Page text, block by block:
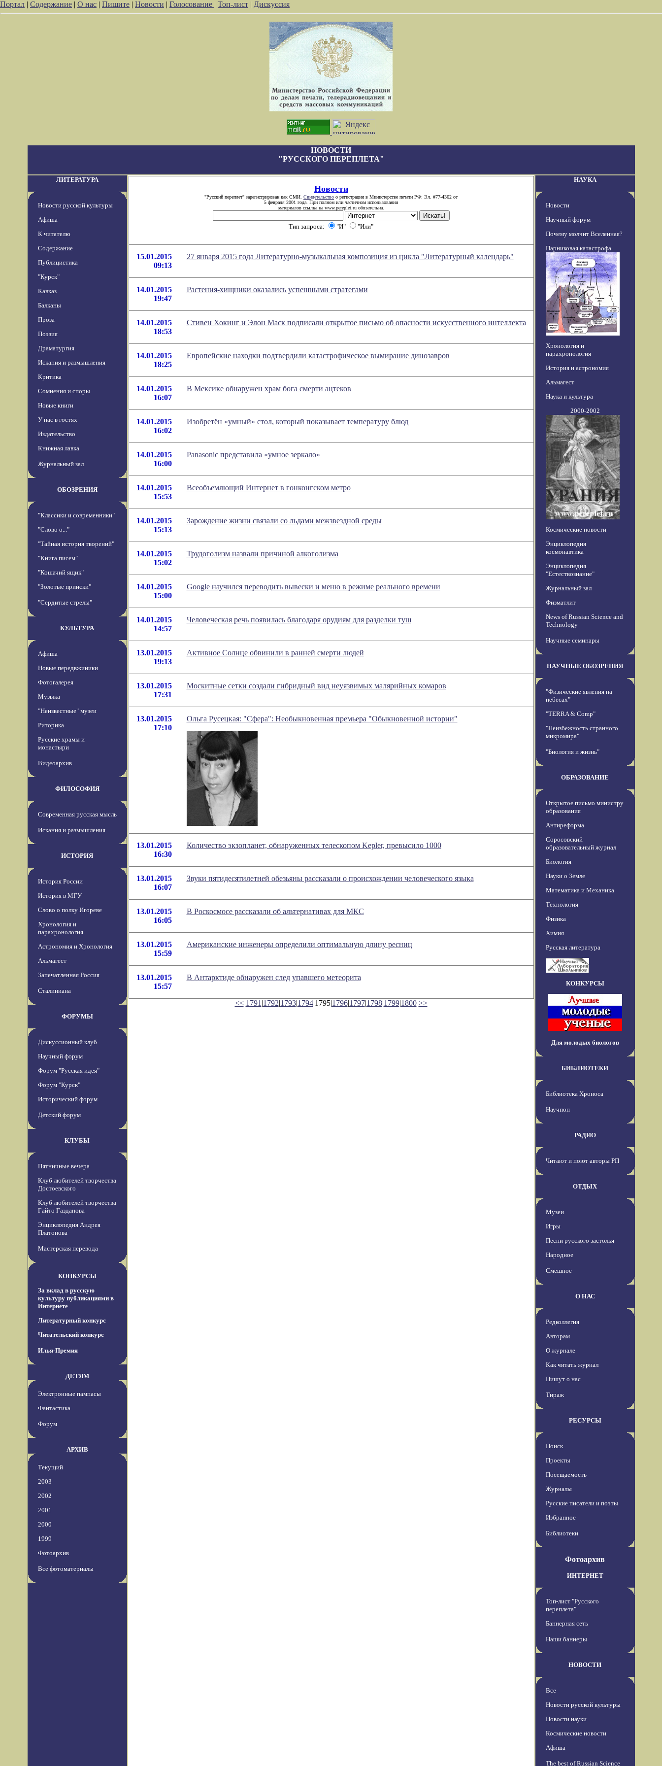
Портал | Содержание | О нас | Пишите | Новости | Голосование | Топ-лист | Дискуссия
НОВОСТИ
"РУССКОГО ПЕРЕПЛЕТА"
ЛИТЕРАТУРА
Новости русской культуры
Афиша
К читателю
Содержание
Публицистика
"Курск"
Кавказ
Балканы
Проза
Поэзия
Драматургия
Искания и размышления
Критика
Сомнения и споры
Новые книги
У нас в гостях
Издательство
Книжная лавка
Журнальный зал
ОБОЗРЕНИЯ
"Классики и современники"
"Слово о..."
"Тайная история творений"
"Книга писем"
"Кошачий ящик"
"Золотые прииски"
"Сердитые стрелы"
КУЛЬТУРА
Афиша
Новые передвжиники
Фотогалерея
Музыка
"Неизвестные" музеи
Риторика
Русские храмы и
монастыри
Видеоархив
ФИЛОСОФИЯ
Современная русская мысль
Искания и размышления
ИСТОРИЯ
История России
История в МГУ
Слово о полку Игореве
Хронология и
парахронология
Астрономия и Хронология
Альмагест
Запечатленная Россия
Сталиниана
ФОРУМЫ
Дискуссионный клуб
Научный форум
Форум "Русская идея"
Форум "Курск"
Исторический форум
Детский форум
КЛУБЫ
Пятничные вечера
Клуб любителей творчества
Достоевского
Клуб любителей творчества
Гайто Газданова
Энциклопедия Андрея
Платонова
Мастерская перевода
КОНКУРСЫ
За вклад в русскую
культуру публикациями в
Интернете
Литературный конкурс
Читательский конкурс
Илья-Премия
ДЕТЯМ
Электронные пампасы
Фантастика
Форум
АРХИВ
Текущий
2003
2002
2001
2000
1999
Фотоархив
Все фотоматериалы
Новости
"Русский переплет" зарегистрирован как СМИ. Свидетельство о регистрации в Министерстве печати РФ: Эл. #77-4362 от
5 февраля 2001 года. При полном или частичном использовании
материалов ссылка на www.pereplet.ru обязательна.
Тип запроса: "И" "Или"
15.01.2015
09:13
27 января 2015 года Литературно-музыкальная композиция из цикла "Литературный календарь"
14.01.2015
19:47
Растения-хищники оказались успешными стратегами
14.01.2015
18:53
Стивен Хокинг и Элон Маск подписали открытое письмо об опасности искусственного интеллекта
14.01.2015
18:25
Европейские находки подтвердили катастрофическое вымирание динозавров
14.01.2015
16:07
В Мексике обнаружен храм бога смерти ацтеков
14.01.2015
16:02
Изобретён «умный» стол, который показывает температуру блюд
14.01.2015
16:00
Panasonic представила «умное зеркало»
14.01.2015
15:53
Всеобъемлющий Интернет в гонконгском метро
14.01.2015
15:13
Зарождение жизни связали со льдами межзвездной среды
14.01.2015
15:02
Трудоголизм назвали причиной алкоголизма
14.01.2015
15:00
Google научился переводить вывески и меню в режиме реального времени
14.01.2015
14:57
Человеческая речь появилась благодаря орудиям для разделки туш
13.01.2015
19:13
Активное Солнце обвинили в ранней смерти людей
13.01.2015
17:31
Москитные сетки создали гибридный вид неуязвимых малярийных комаров
13.01.2015
17:10
Ольга Русецкая: "Сфера": Необыкновенная премьера "Обыкновенной истории"
13.01.2015
16:30
Количество экзопланет, обнаруженных телескопом Kepler, превысило 1000
13.01.2015
16:07
Звуки пятидесятилетней обезьяны рассказали о происхождении человеческого языка
13.01.2015
16:05
В Роскосмосе рассказали об альтернативах для МКС
13.01.2015
15:59
Американские инженеры определили оптимальную длину ресниц
13.01.2015
15:57
В Антарктиде обнаружен след упавшего метеорита
<< 1791 |1792|1793|1794|1795|1796|1797|1798|1799|1800 >>
НАУКА
Новости
Научный форум
Почему молчит Вселенная?
Парниковая катастрофа
Хронология и
парахронология
История и астрономия
Альмагест
Наука и культура
2000-2002
Космические новости
Энциклопедия
космонавтика
Энциклопедия
"Естествознание"
Журнальный зал
Физматлит
News of Russian Science and
Technology
Научные семинары
НАУЧНЫЕ ОБОЗРЕНИЯ
"Физические явления на
небесах"
"TERRA & Comp"
"Неизбежность странного
микромира"
"Биология и жизнь"
ОБРАЗОВАНИЕ
Открытое письмо министру
образования
Антиреформа
Соросовский
образовательный журнал
Биология
Науки о Земле
Математика и Механика
Технология
Физика
Химия
Русская литература
КОНКУРСЫ
Для молодых биологов
БИБЛИОТЕКИ
Библиотека Хроноса
Научпоп
РАДИО
Читают и поют авторы РП
ОТДЫХ
Музеи
Игры
Песни русского застолья
Народное
Смешное
О НАС
Редколлегия
Авторам
О журнале
Как читать журнал
Пишут о нас
Тираж
РЕСУРСЫ
Поиск
Проекты
Посещаемость
Журналы
Русские писатели и поэты
Избранное
Библиотеки
Фотоархив
ИНТЕРНЕТ
Топ-лист "Русского
переплета"
Баннерная сеть
Наши баннеры
НОВОСТИ
Все
Новости русской культуры
Новости науки
Космические новости
Афиша
The best of Russian Science